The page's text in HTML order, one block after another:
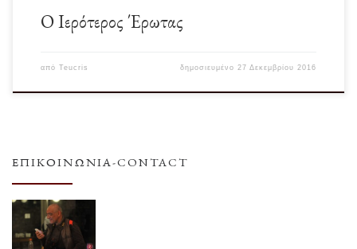
Ο Ιερότερος Έρωτας
από Teucris δημοσιευμένο27 Δεκεμβρίου 2016
ΕΠΙΚΟΙΝΩΝΊΑ-CONTACT